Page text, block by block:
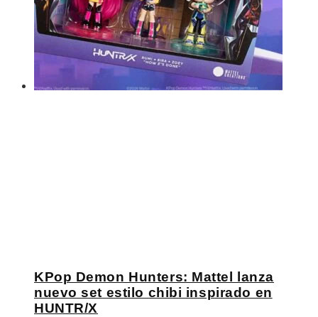
KPop Demon Hunters: Mattel lanza
nuevo set estilo chibi inspirado en
HUNTR/X